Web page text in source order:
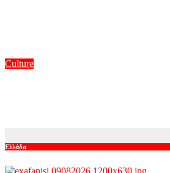
Culture
Ελλάδα